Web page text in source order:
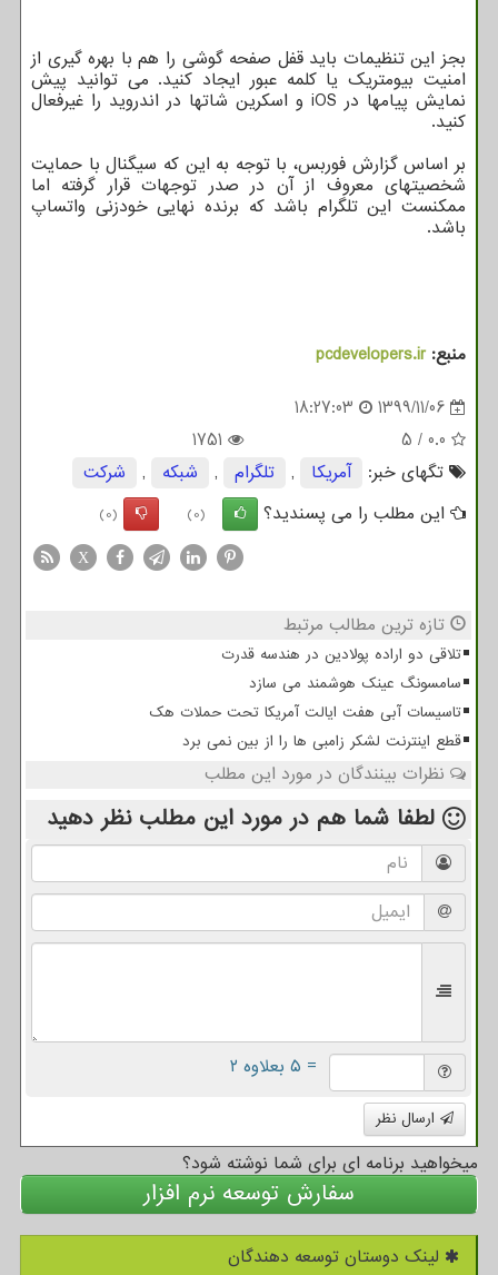
بجز این تنظیمات باید قفل صفحه گوشی را هم با بهره گیری از
امنیت بیومتریک یا کلمه عبور ایجاد کنید. می توانید پیش
نمایش پیامها در iOS و اسکرین شاتها در اندروید را غیرفعال
کنید.
بر اساس گزارش فوربس، با توجه به این که سیگنال با حمایت
شخصیتهای معروف از آن در صدر توجهات قرار گرفته اما
ممکنست این تلگرام باشد که برنده نهایی خودزنی واتساپ
باشد.
منبع:pcdevelopers.ir
1399/11/06
18:27:03
0.0
/
5
1751
تگهای خبر:
آمریكا , تلگرام , شبكه ,
شركت
این مطلب را می پسندید؟
(0)
(0)
X
تازه ترین مطالب مرتبط
تلاقی دو اراده پولادین در هندسه قدرت
سامسونگ عینک هوشمند می سازد
تاسیسات آبی هفت ایالت آمریکا تحت حملات هک
قطع اینترنت لشکر زامبی ها را از بین نمی برد
نظرات بینندگان در مورد این مطلب
لطفا شما هم در مورد این مطلب نظر دهید
= ۵ بعلاوه ۲
ارسال نظر
میخواهید برنامه ای برای شما نوشته شود؟
سفارش توسعه نرم افزار
لینک دوستان توسعه دهندگان